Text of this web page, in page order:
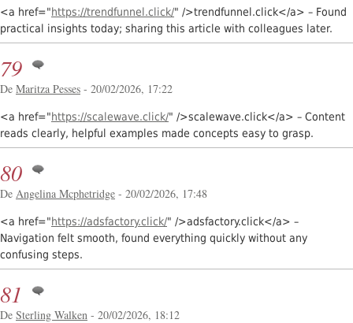
<a href="https://trendfunnel.click/" />trendfunnel.click</a> – Found
practical insights today; sharing this article with colleagues later.
79
De Maritza Pesses - 20/02/2026, 17:22
<a href="https://scalewave.click/" />scalewave.click</a> – Content
reads clearly, helpful examples made concepts easy to grasp.
80
De Angelina Mcphetridge - 20/02/2026, 17:48
<a href="https://adsfactory.click/" />adsfactory.click</a> –
Navigation felt smooth, found everything quickly without any
confusing steps.
81
De Sterling Walken - 20/02/2026, 18:12